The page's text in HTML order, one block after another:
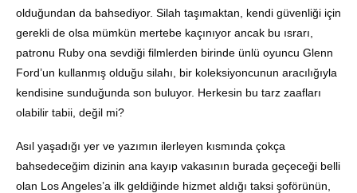
olduğundan da bahsediyor. Silah taşımaktan, kendi güvenliği için
gerekli de olsa mümkün mertebe kaçınıyor ancak bu ısrarı,
patronu Ruby ona sevdiği filmlerden birinde ünlü oyuncu Glenn
Ford’un kullanmış olduğu silahı, bir koleksiyoncunun aracılığıyla
kendisine sunduğunda son buluyor. Herkesin bu tarz zaafları
olabilir tabii, değil mi?
Asıl yaşadığı yer ve yazımın ilerleyen kısmında çokça
bahsedeceğim dizinin ana kayıp vakasının burada geçeceği belli
olan Los Angeles’a ilk geldiğinde hizmet aldığı taksi şoförünün,